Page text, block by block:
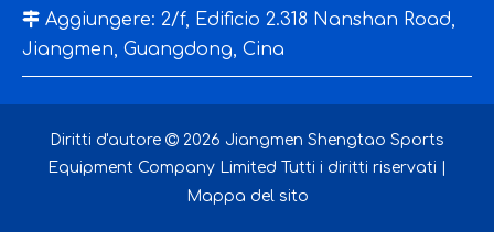
 Aggiungere: 2/f, Edificio 2.318 Nanshan Road,
Jiangmen, Guangdong, Cina
Diritti d'autore  2026 Jiangmen Shengtao Sports
Equipment Company Limited Tutti i diritti riservati |
Mappa del sito